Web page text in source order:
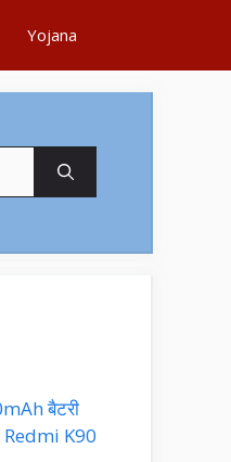
Yojana
बैटरी
Redmi K90